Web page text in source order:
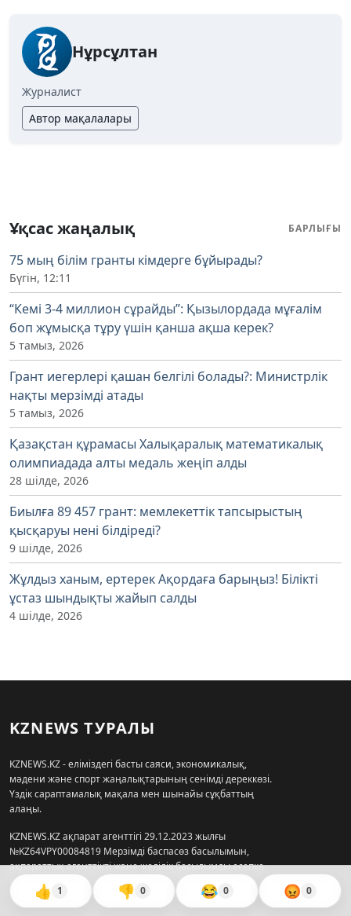
👍 1 👎 0 😂 0 😡 0
Нұрсұлтан
Журналист
Автор мақалалары
Ұқсас жаңалық БАРЛЫҒЫ
75 мың білім гранты кімдерге бұйырады?
Бүгін, 12:11
“Кемі 3-4 миллион сұрайды”: Қызылордада мұғалім
боп жұмысқа тұру үшін қанша ақша керек?
5 тамыз, 2026
Грант иегерлері қашан белгілі болады?: Министрлік
нақты мерзімді атады
5 тамыз, 2026
Қазақстан құрамасы Халықаралық математикалық
олимпиадада алты медаль жеңіп алды
28 шілде, 2026
Биылға 89 457 грант: мемлекеттік тапсырыстың
қысқаруы нені білдіреді?
9 шілде, 2026
Жұлдыз ханым, ертерек Ақордаға барыңыз! Білікті
ұстаз шындықты жайып салды
4 шілде, 2026
KZNEWS ТУРАЛЫ
KZNEWS.KZ - еліміздегі басты саяси, экономикалық,
мәдени және спорт жаңалықтарының сенімді дереккөзі.
Үздік сараптамалық мақала мен шынайы сұқбаттың
алаңы.
KZNEWS.KZ ақпарат агенттігі 29.12.2023 жылғы
№KZ64VPY00084819 Мерзімді баспасөз басылымын,
ақпараттық агенттікті және желілік басылымды есепке
қою туралы куәлігі, Ақпарат және коммуникация
министрлігінің Ақпарат комитетімен берілген.